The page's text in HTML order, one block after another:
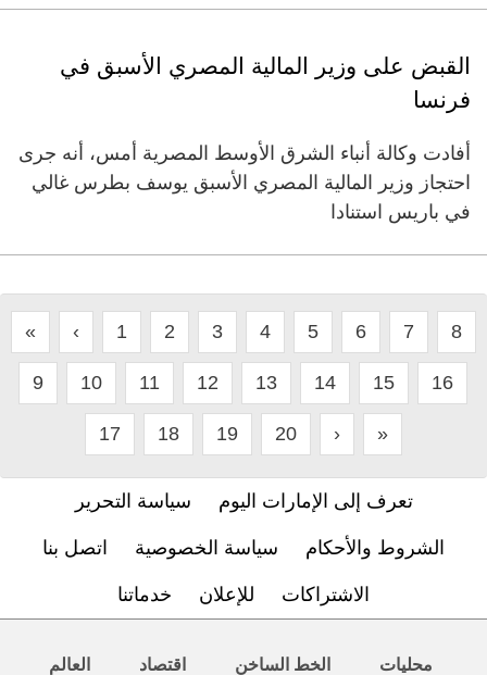
القبض على وزير المالية المصري الأسبق في
فرنسا
أفادت وكالة أنباء الشرق الأوسط المصرية أمس، أنه جرى
احتجاز وزير المالية المصري الأسبق يوسف بطرس غالي
في باريس استنادا
« ‹ 1 2 3 4 5 6 7 8
9 10 11 12 13 14 15 16
17 18 19 20 › »
تعرف إلى الإمارات اليوم سياسة التحرير
الشروط والأحكام سياسة الخصوصية اتصل بنا
الاشتراكات للإعلان خدماتنا
محليات الخط الساخن اقتصاد العالم